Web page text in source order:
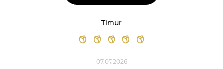
Timur
07.07.2026